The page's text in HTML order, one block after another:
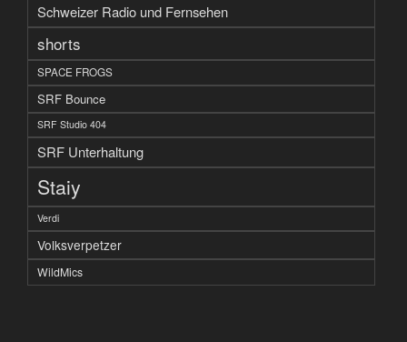
Schweizer Radio und Fernsehen
shorts
SPACE FROGS
SRF Bounce
SRF Studio 404
SRF Unterhaltung
Staiy
Verdi
Volksverpetzer
WildMics